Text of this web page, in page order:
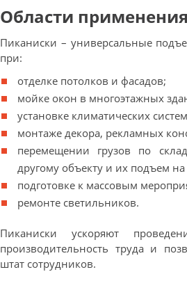
Области применения
Пиканиски – универсальные
при:
отделке потолков и фасадов;
мойке окон в многоэтажных
установке климатических
монтаже декора, рекламных
перемещении грузов по
другому объекту и их подъем на
подготовке к массовым
ремонте светильников.
Пиканиски ускоряют
производительность труда и
штат сотрудников.